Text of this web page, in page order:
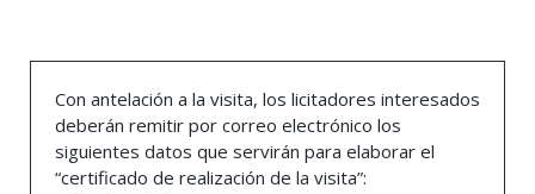
Con antelación a la visita, los licitadores interesados
deberán remitir por correo electrónico los
siguientes datos que servirán para elaborar el
“certificado de realización de la visita”: